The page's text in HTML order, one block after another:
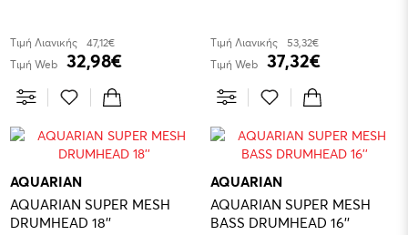
Τιμή Λιανικής
47,12€
Τιμή Web
32,98€
Τιμή Λιανικής
53,32€
Τιμή Web
37,32€
AQUARIAN
AQUARIAN SUPER MESH
DRUMHEAD 18''
AQUARIAN
AQUARIAN SUPER MESH
BASS DRUMHEAD 16''